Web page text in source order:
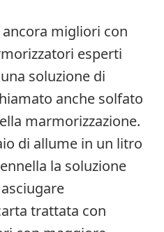
migliori con
esperti
soluzione di
anche solfato
marmorizzazione.
di allume in un litro
la soluzione
trattata con